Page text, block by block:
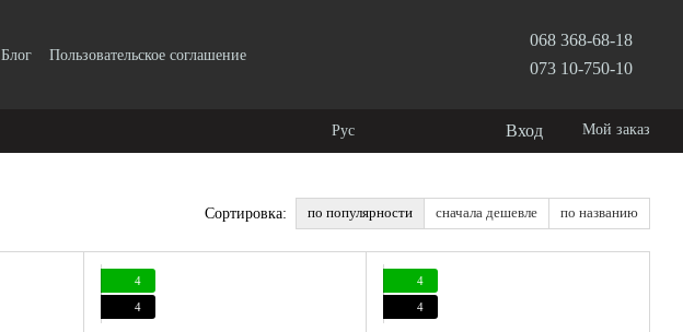
Блог
Пользовательское соглашение
068 368-68-18
073 10-750-10
Рус Вход Мой заказ
Сортировка: по популярности сначала дешевле по названию
4
4
4
4